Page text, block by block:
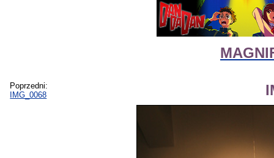
Poprzedni:
IMG_0068